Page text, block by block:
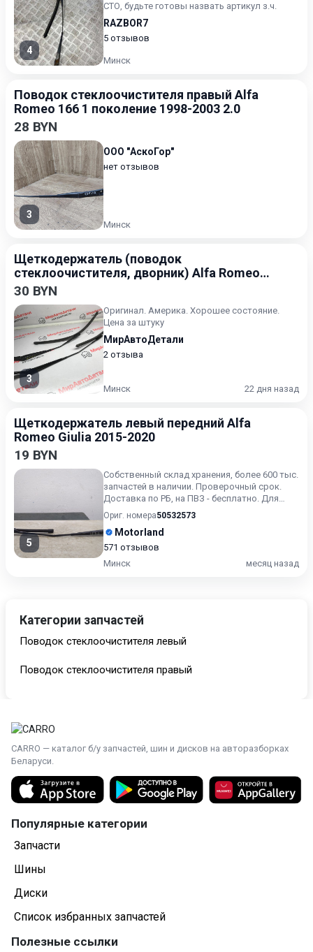
4
СТО, будьте готовы назвать артикул з.ч.
RAZBOR7
5 отзывов
Минск
Поводок стеклоочистителя правый Alfa
Romeo 166 1 поколение 1998-2003 2.0
28 BYN
3
ООО "АскоГор"
нет отзывов
Минск
Щеткодержатель (поводок
стеклоочистителя, дворник) Alfa Romeo
Giulia 2 поколение 2015-2020
30 BYN
3
Оригинал. Америка. Хорошее состояние.
Цена за штуку
МирАвтоДетали
2 отзыва
Минск 22 дня назад
Щеткодержатель левый передний Alfa
Romeo Giulia 2015-2020
19 BYN
5
Собственный склад хранения, более 600 тыс.
запчастей в наличии. Проверочный срок.
Доставка по РБ, на ПВЗ - бесплатно. Для
получения актуальн...
Ориг. номера50532573
Motorland
571 отзывов
Минск
месяц назад
Категории запчастей
Поводок стеклоочистителя левый
Поводок стеклоочистителя правый
CARRO — каталог б/у запчастей, шин и дисков на авторазборках
Беларуси.
Популярные категории
Запчасти
Шины
Диски
Список избранных запчастей
Полезные ссылки